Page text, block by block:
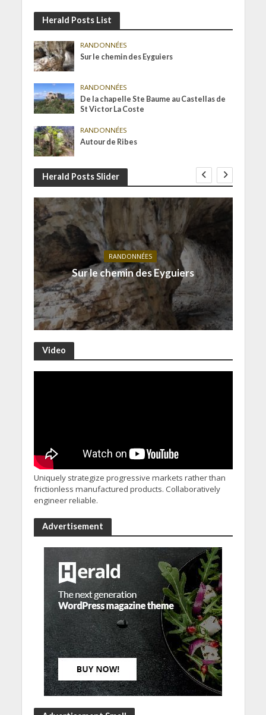
Herald Posts List
RANDONNÉES
Sur le chemin des Eyguiers
RANDONNÉES
De la chapelle Ste Baume au Castellas de
St Victor La Coste
RANDONNÉES
Autour de Ribes
Herald Posts Slider
RANDONNÉES
Sur le chemin des Eyguiers
Video
Uniquely strategize progressive markets rather than
frictionless manufactured products. Collaboratively
engineer reliable.
Advertisement